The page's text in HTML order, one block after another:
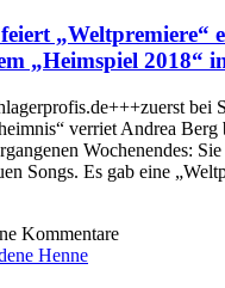
„Weltpremiere“
„Heimspiel 2018“
bei
verriet Andrea
Wochenendes:
Songs. Es gab eine
Kommentare